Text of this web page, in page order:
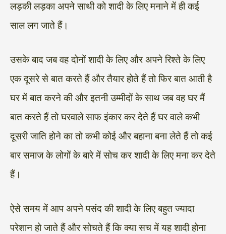
लड़की लड़का अपने साथी को शादी के लिए मनाने में ही कई
साल लग जाते हैं।
उसके बाद जब वह दोनों शादी के लिए और अपने रिश्ते के लिए
एक दूसरे से बात करते हैं और तैयार होते हैं तो फिर बात आती है
घर में बात करने की और इतनी उम्मीदों के साथ जब वह घर मैं
बात करते हैं तो घरवाले साफ इंकार कर देते हैं घर वाले कभी
दूसरी जाति होने का तो कभी कोई और बहाना बना लेते हैं तो कई
बार समाज के लोगों के बारे में सोच कर शादी के लिए मना कर देते
हैं।
ऐसे समय में आप अपने पसंद की शादी के लिए बहुत ज्यादा
परेशान हो जाते हैं और सोचते हैं कि क्या सच में यह शादी होना